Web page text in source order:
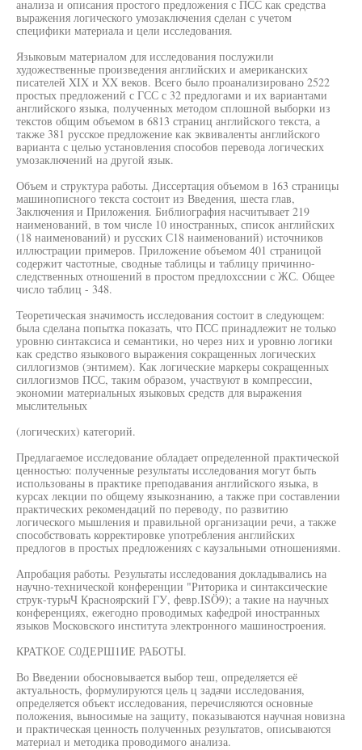
анализа и описания простого предложения с ПСС как средства
выражения логического умозаключения сделан с учетом
специфики материала и цели исследования.
Языковым материалом для исследования послужили
художественные произведения английских и американских
писателей XIX и XX веков. Всего было проанализировано 2522
простых предложений с ГСС с 32 предлогами и их вариантами
английского языка, полученных методом сплошной выборки из
текстов общим объемом в 6813 страниц английского текста, а
также 381 русское предложение как эквиваленты английского
варианта с целью установления способов перевода логических
умозаключений на другой язык.
Объем и структура работы. Диссертация объемом в 163 страницы
машинописного текста состоит из Введения, шеста глав,
Заключения и Приложения. Библиография насчитывает 219
наименований, в том числе 10 иностранных, список английских
(18 наименований) и русских С18 наименований) источников
иллюстрации примеров. Приложение объемом 401 страницой
содержит частотные, сводные таблицы и таблицу причинно-
следственных отношений в простом предлохсснии с ЖС. Общее
число таблиц - 348.
Теоретическая значимость исследования состоит в следующем:
была сделана попытка показать, что ПСС принадлежит не только
уровню синтаксиса и семантики, но через них и уровню логики
как средство языкового выражения сокращенных логических
силлогизмов (энтимем). Как логические маркеры сокращенных
силлогизмов ПСС, таким образом, участвуют в компрессии,
экономии материальных языковых средств для выражения
мыслительных
(логических) категорий.
Предлагаемое исследование обладает определенной практической
ценностью: полученные результаты исследования могут быть
использованы в практике преподавания английского языка, в
курсах лекции по общему языкознанию, а также при составлении
практических рекомендаций по переводу, по развитию
логического мышления и правильной организации речи, а также
способствовать корректировке употребления английских
предлогов в простых предложениях с каузальными отношениями.
Апробация работы. Результаты исследования докладывались на
научно-технической конференции "Риторика и синтаксические
струк-турыЧ Красноярский ГУ, февр.ISÖ9); а такие на научных
конференциях, ежегодно проводимых кафедрой иностранных
языков Московского института электронного машиностроения.
КРАТКОЕ С0ДЕРШ1ИЕ РАБОТЫ.
Во Введении обосновывается выбор теш, определяется её
актуальность, формулируются цель ц задачи исследования,
определяется объект исследования, перечисляются основные
положения, выносимые на защиту, показываются научная новизна
и практическая ценность полученных результатов, описываются
материал и методика проводимого анализа.